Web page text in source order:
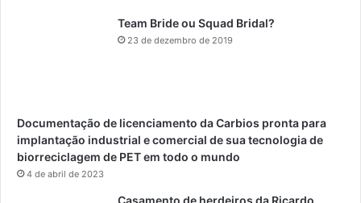
Team Bride ou Squad Bridal?
23 de dezembro de 2019
Documentação de licenciamento da Carbios pronta para
implantação industrial e comercial de sua tecnologia de
biorreciclagem de PET em todo o mundo
4 de abril de 2023
Casamento de herdeiros da Ricardo